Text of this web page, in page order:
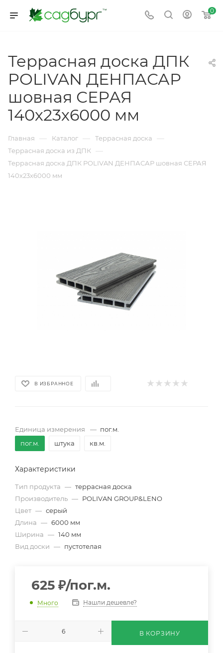
0
Террасная доска ДПК
POLIVAN ДЕНПАСАР
шовная СЕРАЯ
140х23х6000 мм
Главная — Каталог — Террасная доска —
Террасная доска из ДПК —
Террасная доска ДПК POLIVAN ДЕНПАСАР шовная СЕРАЯ
140х23х6000 мм
В ИЗБРАННОЕ
Единица измерения — пог.м.
пог.м.
штука кв.м.
Характеристики
Тип продукта — террасная доска
Производитель — POLIVAN GROUP&LENO
Цвет — серый
Длина — 6000 мм
Ширина — 140 мм
Вид доски — пустотелая
625 ₽/пог.м.
Много Нашли дешевле?
В КОРЗИНУ